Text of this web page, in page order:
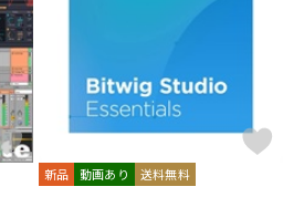
HERCULES
Acoustics
LEWITT Lexicon
新品 動画あり 送料無料